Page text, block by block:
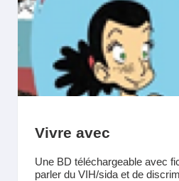
Vivre avec
Une BD téléchargeable avec
parler du VIH/sida et de